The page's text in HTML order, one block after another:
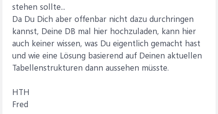
stehen sollte...
Da Du Dich aber offenbar nicht dazu durchringen
kannst, Deine DB mal hier hochzuladen, kann hier
auch keiner wissen, was Du eigentlich gemacht hast
und wie eine Lösung basierend auf Deinen aktuellen
Tabellenstrukturen dann aussehen müsste.
HTH
Fred